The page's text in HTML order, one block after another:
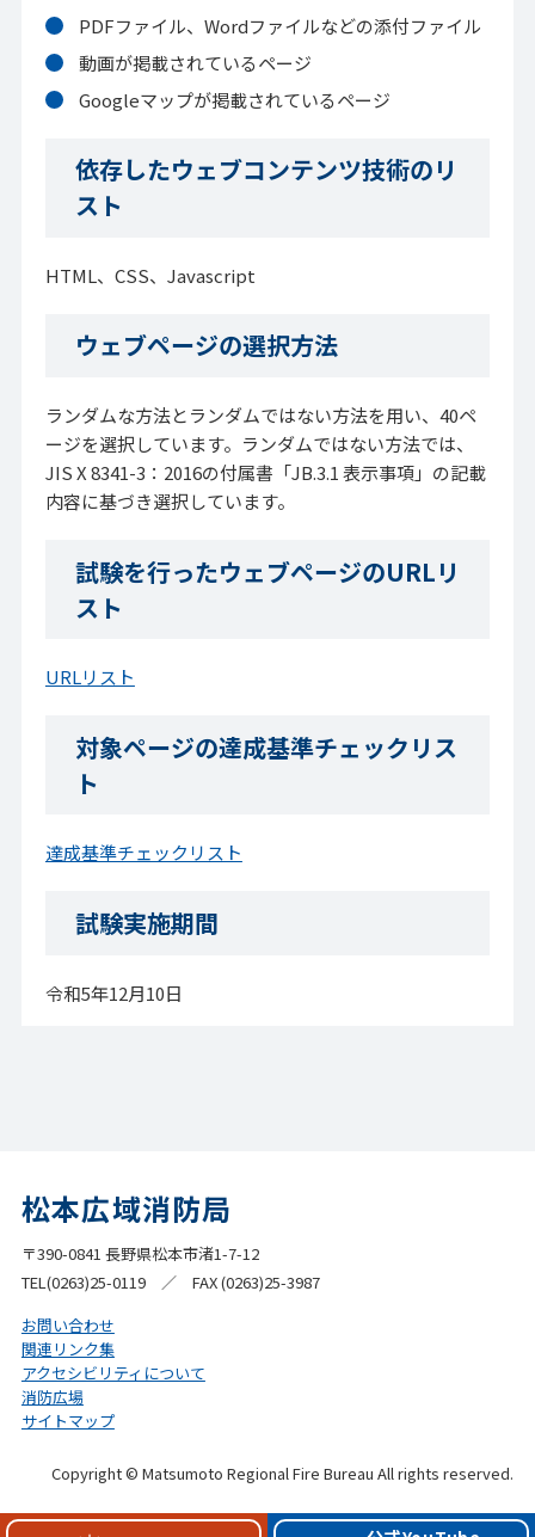
PDFファイル、Wordファイルなどの添付ファイル
動画が掲載されているページ
Googleマップが掲載されているページ
依存したウェブコンテンツ技術のリ
スト
HTML、CSS、Javascript
ウェブページの選択方法
ランダムな方法とランダムではない方法を用い、40ペ
ージを選択しています。ランダムではない方法では、
JIS X 8341-3：2016の付属書「JB.3.1 表示事項」の記載
内容に基づき選択しています。
試験を行ったウェブページのURLリ
スト
URLリスト
対象ページの達成基準チェックリス
ト
達成基準チェックリスト
試験実施期間
令和5年12月10日
松本広域消防局
〒390-0841 長野県松本市渚1-7-12
TEL(0263)25-0119 ／ FAX (0263)25-3987
お問い合わせ
関連リンク集
アクセシビリティについて
消防広場
サイトマップ
Copyright © Matsumoto Regional Fire Bureau All rights reserved.